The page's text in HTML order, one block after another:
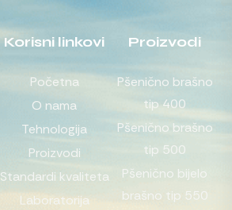
Korisni linkovi
Početna
O nama
Tehnologija
Proizvodi
Standardi kvaliteta
Laboratorija
Proizvodi
Pšenično brašno
tip 400
Pšenično brašno
tip 500
Pšenično bijelo
brašno tip 550